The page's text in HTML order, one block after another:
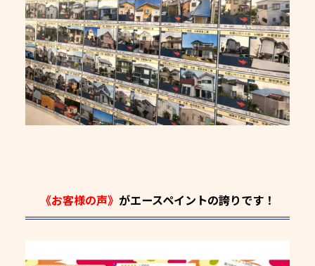
《お客様の声》 がエースペイントの誇りです！